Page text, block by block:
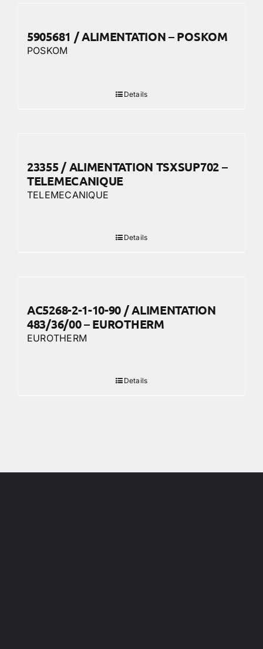
5905681 / ALIMENTATION – POSKOM
POSKOM
Details
23355 / ALIMENTATION TSXSUP702 –
TELEMECANIQUE
TELEMECANIQUE
Details
AC5268-2-1-10-90 / ALIMENTATION
483/36/00 – EUROTHERM
EUROTHERM
Details